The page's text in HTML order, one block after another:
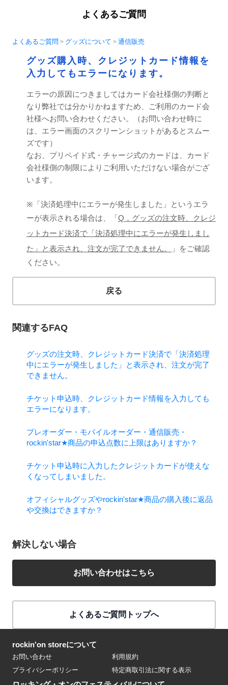
よくあるご質問
よくあるご質問 > グッズについて > 通信販売
グッズ購入時、クレジットカード情報を
入力してもエラーになります。
エラーの原因につきましてはカード会社様側の判断と
なり弊社では分かりかねますため、ご利用のカード会
社様へお問い合わせください。（お問い合わせ時に
は、エラー画面のスクリーンショットがあるとスムー
ズです）
なお、プリペイド式・チャージ式のカードは、カード
会社様側の制限によりご利用いただけない場合がござ
います。
※「決済処理中にエラーが発生しました」というエラ
ーが表示される場合は、「Q．グッズの注文時、クレジ
ットカード決済で「決済処理中にエラーが発生しまし
た」と表示され、注文が完了できません。
」をご確認
ください。
戻る
関連するFAQ
グッズの注文時、クレジットカード決済で「決済処理
中にエラーが発生しました」と表示され、注文が完了
できません。
チケット申込時、クレジットカード情報を入力しても
エラーになります。
プレオーダー・モバイルオーダー・通信販売・
rockin'star★商品の申込点数に上限はありますか？
チケット申込時に入力したクレジットカードが使えな
くなってしまいました。
オフィシャルグッズやrockin'star★商品の購入後に返品
や交換はできますか？
解決しない場合
お問い合わせはこちら
よくあるご質問トップへ
rockin'on storeについて
お問い合わせ
利用規約
プライバシーポリシー
特定商取引法に関する表示